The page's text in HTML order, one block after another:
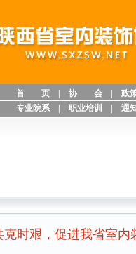
首 页 协 会 政
专业院系
职业培训 通
关
克时艰，促进我省室